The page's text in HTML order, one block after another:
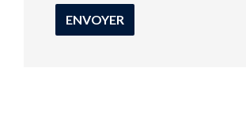
ENVOYER